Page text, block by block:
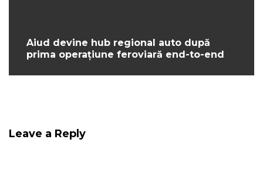
Aiud devine hub regional auto după
prima operațiune feroviară end-to-end
Leave a Reply